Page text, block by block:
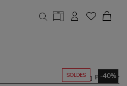
SOLDES -40%
Partager